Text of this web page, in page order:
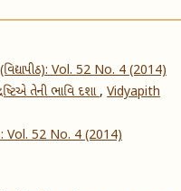
Vol. 52 No. 4 (2014)
તેની ભાવિ દશા, Vidyapith
Vol. 52 No. 4 (2014)